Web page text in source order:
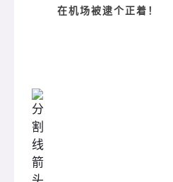
在机场被逮个正着！